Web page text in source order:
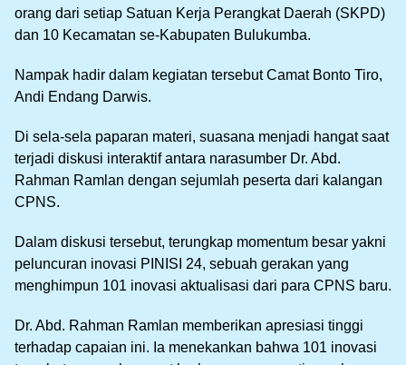
orang dari setiap Satuan Kerja Perangkat Daerah (SKPD)
dan 10 Kecamatan se-Kabupaten Bulukumba.
Nampak hadir dalam kegiatan tersebut Camat Bonto Tiro,
Andi Endang Darwis.
Di sela-sela paparan materi, suasana menjadi hangat saat
terjadi diskusi interaktif antara narasumber Dr. Abd.
Rahman Ramlan dengan sejumlah peserta dari kalangan
CPNS.
Dalam diskusi tersebut, terungkap momentum besar yakni
peluncuran inovasi PINISI 24, sebuah gerakan yang
menghimpun 101 inovasi aktualisasi dari para CPNS baru.
Dr. Abd. Rahman Ramlan memberikan apresiasi tinggi
terhadap capaian ini. Ia menekankan bahwa 101 inovasi